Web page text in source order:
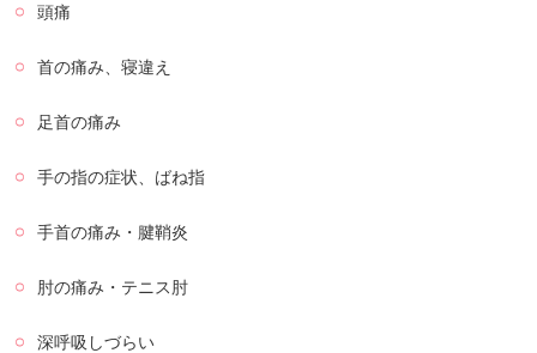
頭痛
首の痛み、寝違え
足首の痛み
手の指の症状、ばね指
手首の痛み・腱鞘炎
肘の痛み・テニス肘
深呼吸しづらい